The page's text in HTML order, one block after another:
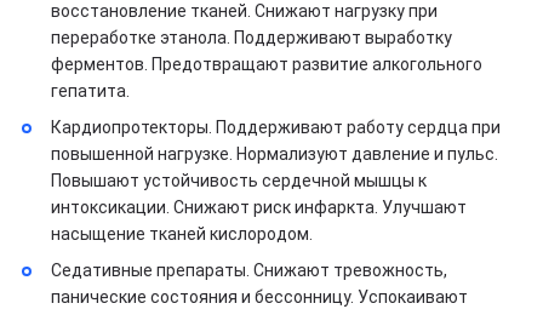
восстановление тканей. Снижают нагрузку при
переработке этанола. Поддерживают выработку
ферментов. Предотвращают развитие алкогольного
гепатита.
Кардиопротекторы. Поддерживают работу сердца при
повышенной нагрузке. Нормализуют давление и пульс.
Повышают устойчивость сердечной мышцы к
интоксикации. Снижают риск инфаркта. Улучшают
насыщение тканей кислородом.
Седативные препараты. Снижают тревожность,
панические состояния и бессонницу. Успокаивают